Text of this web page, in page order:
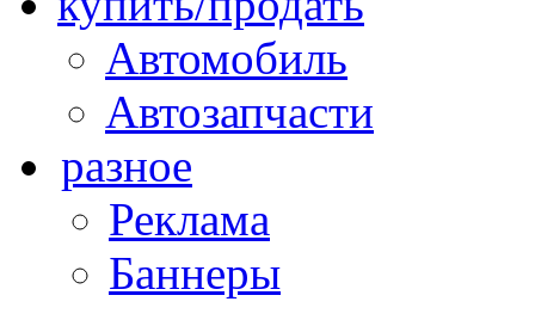
Автомобиль
Автозапчасти
разное
Реклама
Баннеры